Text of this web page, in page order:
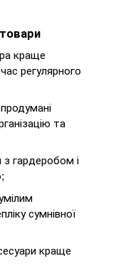
краще
регулярного
та
гардеробом і
сумнівної
краще